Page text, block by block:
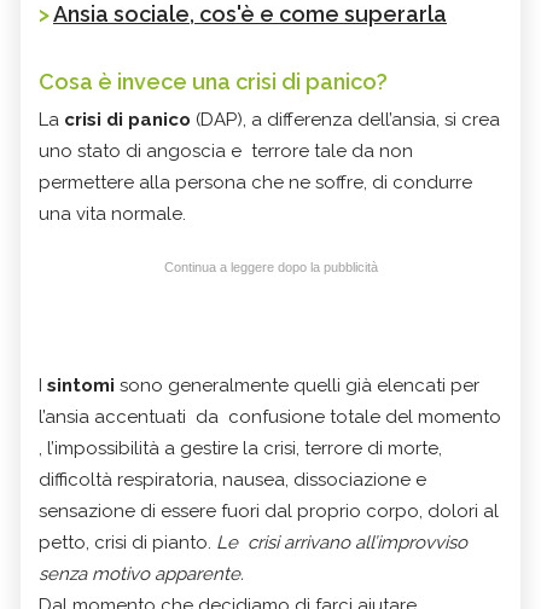
>Ansia sociale, cos'è e come superarla
Cosa è invece una crisi di panico?
La crisi di panico (DAP), a differenza dell’ansia, si crea
uno stato di angoscia e terrore tale da non
permettere alla persona che ne soffre, di condurre
una vita normale.
Continua a leggere dopo la pubblicità
I sintomi sono generalmente quelli già elencati per
l’ansia accentuati da confusione totale del momento
, l’impossibilità a gestire la crisi, terrore di morte,
difficoltà respiratoria, nausea, dissociazione e
sensazione di essere fuori dal proprio corpo, dolori al
petto, crisi di pianto. Le crisi arrivano all’improvviso
senza motivo apparente.